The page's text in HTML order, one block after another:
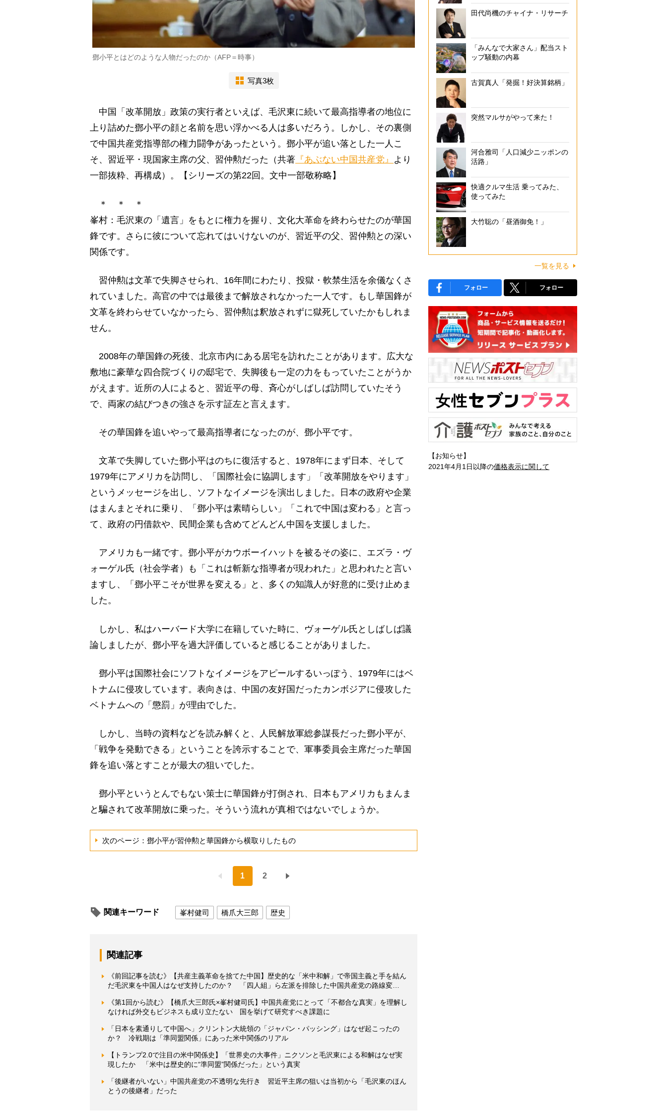
鄧小平とはどのような人物だったのか（AFP＝時事）
写真3枚
中国「改革開放」政策の実行者といえば、毛沢東に続いて最高指導者の地位に
上り詰めた鄧小平の顔と名前を思い浮かべる人は多いだろう。しかし、その裏側
で中国共産党指導部の権力闘争があったという。鄧小平が追い落とした一人こ
そ、習近平・現国家主席の父、習仲勲だった（共著 『あぶない中国共産党』 より
一部抜粋、再構成）。【シリーズの第22回。文中一部敬称略】
＊ ＊ ＊
峯村：毛沢東の「遺言」をもとに権力を握り、文化大革命を終わらせたのが華国
鋒です。さらに彼について忘れてはいけないのが、習近平の父、習仲勲との深い
関係です。
習仲勲は文革で失脚させられ、16年間にわたり、投獄・軟禁生活を余儀なくさ
れていました。高官の中では最後まで解放されなかった一人です。もし華国鋒が
文革を終わらせていなかったら、習仲勲は釈放されずに獄死していたかもしれま
せん。
2008年の華国鋒の死後、北京市内にある居宅を訪れたことがあります。広大な
敷地に豪華な四合院づくりの邸宅で、失脚後も一定の力をもっていたことがうか
がえます。近所の人によると、習近平の母、斉心がしばしば訪問していたそう
で、両家の結びつきの強さを示す証左と言えます。
その華国鋒を追いやって最高指導者になったのが、鄧小平です。
文革で失脚していた鄧小平はのちに復活すると、1978年にまず日本、そして
1979年にアメリカを訪問し、「国際社会に協調します」「改革開放をやります」
というメッセージを出し、ソフトなイメージを演出しました。日本の政府や企業
はまんまとそれに乗り、「鄧小平は素晴らしい」「これで中国は変わる」と言っ
て、政府の円借款や、民間企業も含めてどんどん中国を支援しました。
アメリカも一緒です。鄧小平がカウボーイハットを被るその姿に、エズラ・ヴ
ォーゲル氏（社会学者）も「これは斬新な指導者が現われた」と思われたと言い
ますし、「鄧小平こそが世界を変える」と、多くの知識人が好意的に受け止めま
した。
しかし、私はハーバード大学に在籍していた時に、ヴォーゲル氏としばしば議
論しましたが、鄧小平を過大評価していると感じることがありました。
鄧小平は国際社会にソフトなイメージをアピールするいっぽう、1979年にはベ
トナムに侵攻しています。表向きは、中国の友好国だったカンボジアに侵攻した
ベトナムへの「懲罰」が理由でした。
しかし、当時の資料などを読み解くと、人民解放軍総参謀長だった鄧小平が、
「戦争を発動できる」ということを誇示することで、軍事委員会主席だった華国
鋒を追い落とすことが最大の狙いでした。
鄧小平というとんでもない策士に華国鋒が打倒され、日本もアメリカもまんま
と騙されて改革開放に乗った。そういう流れが真相ではないでしょうか。
次のページ：鄧小平が習仲勲と華国鋒から横取りしたもの
1 2
関連キーワード 峯村健司 橋爪大三郎 歴史
関連記事
《前回記事を読む》【共産主義革命を捨てた中国】歴史的な「米中和解」で帝国主義と手を結ん
だ毛沢東を中国人はなぜ支持したのか？ 「四人組」ら左派を排除した中国共産党の路線変…
《第1回から読む》【橋爪大三郎氏×峯村健司氏】中国共産党にとって「不都合な真実」を理解し
なければ外交もビジネスも成り立たない 国を挙げて研究すべき課題に
「日本を素通りして中国へ」クリントン大統領の「ジャパン・パッシング」はなぜ起こったの
か？ 冷戦期は「準同盟関係」にあった米中関係のリアル
【トランプ2.0で注目の米中関係史】「世界史の大事件」ニクソンと毛沢東による和解はなぜ実
現したか 「米中は歴史的に“準同盟”関係だった」という真実
「後継者がいない」中国共産党の不透明な先行き 習近平主席の狙いは当初から「毛沢東のほん
とうの後継者」だった
田代尚機のチャイナ・リサーチ
「みんなで大家さん」配当スト
ップ騒動の内幕
古賀真人「発掘！好決算銘柄」
突然マルサがやって来た！
河合雅司「人口減少ニッポンの
活路」
快適クルマ生活 乗ってみた、
使ってみた
大竹聡の「昼酒御免！」
一覧を見る
フォロー フォロー
【お知らせ】
2021年4月1日以降の価格表示に関して